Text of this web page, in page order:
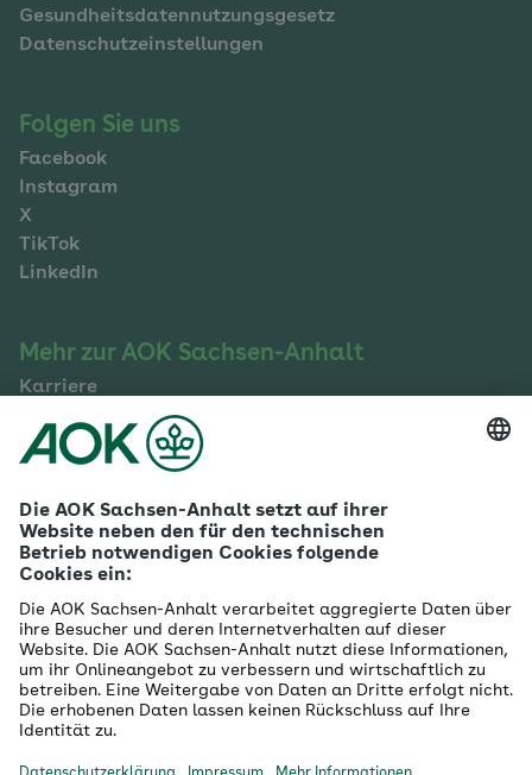
Gesundheitsdatennutzungsgesetz
Datenschutzeinstellungen
Folgen Sie uns
Facebook
Instagram
X
TikTok
LinkedIn
Mehr zur AOK Sachsen-Anhalt
Karriere
Betriebliches Gesundheitsmanagement
Gesundheitspartner
Betreuer- & Bevollmächtigte
Die AOK - Wir über uns
Innovationsportal
Presse
Selbsthilfe
Selbstverwaltung